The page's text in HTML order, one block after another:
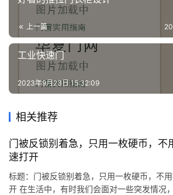
门
资
联
系
我
们
上一篇
工业快速门
2023年9月23日 15:32:09
相关推荐
门被反锁别着急，只用一枚硬币，不
速打开
标题：门被反锁别着急，只用一枚硬币，不
开 在生活中，有时我们会面对一些突发情况